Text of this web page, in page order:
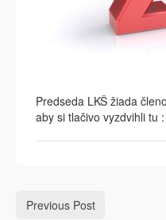
Predseda LKŠ žiada
aby si tlačivo vyzdvihli tu :
Previous Post